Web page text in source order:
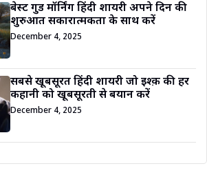
बेस्ट गुड मॉर्निंग हिंदी शायरी अपने दिन की
शुरुआत सकारात्मकता के साथ करें
December 4, 2025
सबसे खूबसूरत हिंदी शायरी जो इश्क़ की हर
कहानी को खूबसूरती से बयान करें
December 4, 2025